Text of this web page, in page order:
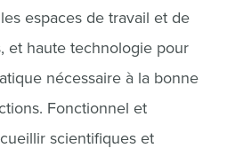
espaces de travail et de
et haute technologie pour
nécessaire à la bonne
Fonctionnel et
scientifiques et